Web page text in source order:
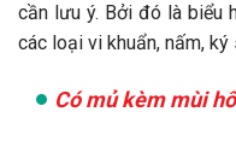
cần lưu ý. Bởi đó là biểu
các loại vi khuẩn, nấm, ký
Có mủ kèm mùi